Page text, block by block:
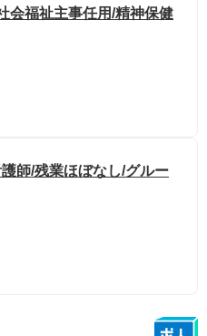
会福祉主事任用/精神保健
師/残業ほぼなし/グルー